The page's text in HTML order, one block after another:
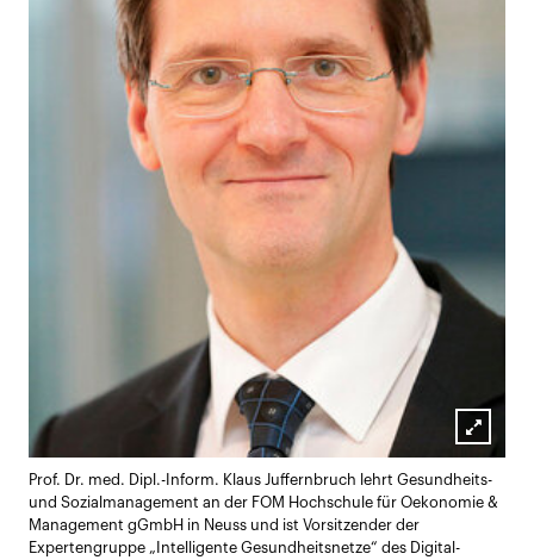
öffnen
Prof. Dr. med. Dipl.-Inform. Klaus Juffernbruch lehrt Gesundheits-
und Sozialmanagement an der FOM Hochschule für Oekonomie &
Management gGmbH in Neuss und ist Vorsitzender der
Expertengruppe „Intelligente Gesundheitsnetze“ des Digital-